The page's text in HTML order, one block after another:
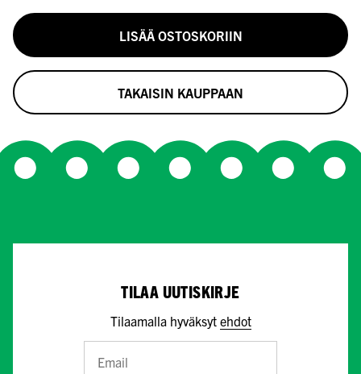
LISÄÄ OSTOSKORIIN
TAKAISIN KAUPPAAN
TILAA UUTISKIRJE
Tilaamalla hyväksyt ehdot